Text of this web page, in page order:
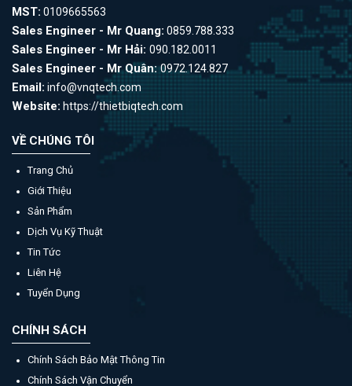
MST: 0109665563
Sales Engineer - Mr Quang: 0859.788.333
Sales Engineer - Mr Hải: 090.182.0011
Sales Engineer - Mr Quân:0972.124.827
Email: info@vnqtech.com
Website: https://thietbiqtech.com
VỀ CHÚNG TÔI
Trang Chủ
Giới Thiệu
Sản Phẩm
Dịch Vụ Kỹ Thuật
Tin Tức
Liên Hệ
Tuyển Dụng
CHÍNH SÁCH
Chính Sách Bảo Mật Thông Tin
Chính Sách Vận Chuyển